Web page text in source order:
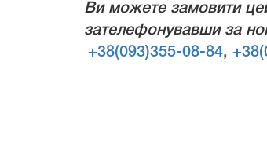
Ви можете замовити
зателефонувавши за
+38(093)355-08-84,